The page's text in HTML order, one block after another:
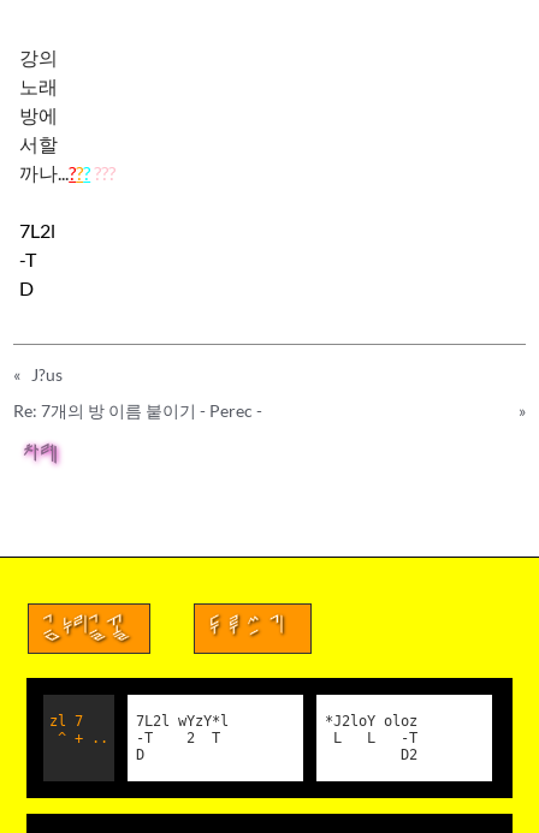
강의
노래
방에
서할
까나...??????
7L2l
-T
D
«
J?us
Re: 7개의 방 이름 붙이기 - Perec -
»
차례
금누리글꼴 두루쓰기
zl 7
^ + ..
7L2l wYzY*l
-T 2 T
D
*J2loY oloz
L L -T
D2